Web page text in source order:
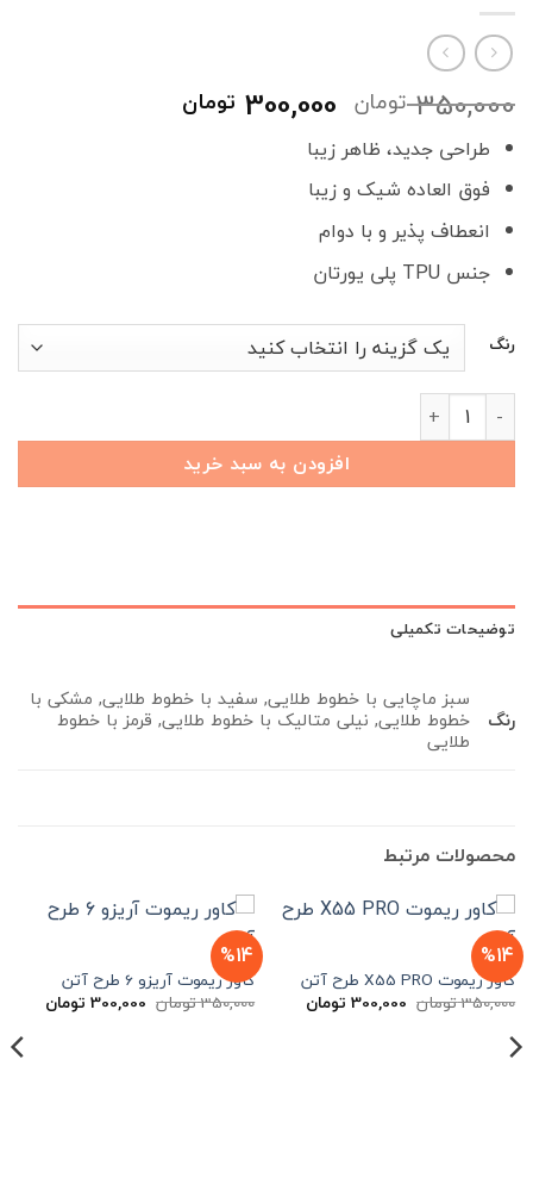
350,000 تومان قیمت
اصلی
بود.
300,000 تومان
طراحی جدید، ظاهر زیبا
فوق العاده شیک و زیبا
انعطاف پذیر و با دوام
جنس TPU پلی یورتان
رنگ
کاور ریموت سراتو طرح آتن عدد
افزودن به سبد خرید
توضیحات تکمیلی
رنگ
سبز ماچایی با خطوط طلایی, سفید با خطوط طلایی, مشکی با
خطوط طلایی, نیلی متالیک با خطوط طلایی, قرمز با خطوط
طلایی
محصولات مرتبط
%14
کاور ریموت X55 PRO طرح آتن
350,000تومان قیمت
اصلی
300,000 تومانقیمت
فعلی
%14
کاور ریموت آریزو 6 طرح آتن
350,000تومان قیمت
اصلی
300,000 تومانقیمت
فعلی
است.